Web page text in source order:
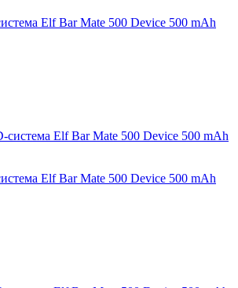
Elf Bar Mate 500 Device 500 mAh
Elf Bar Mate 500 Device 500 mAh